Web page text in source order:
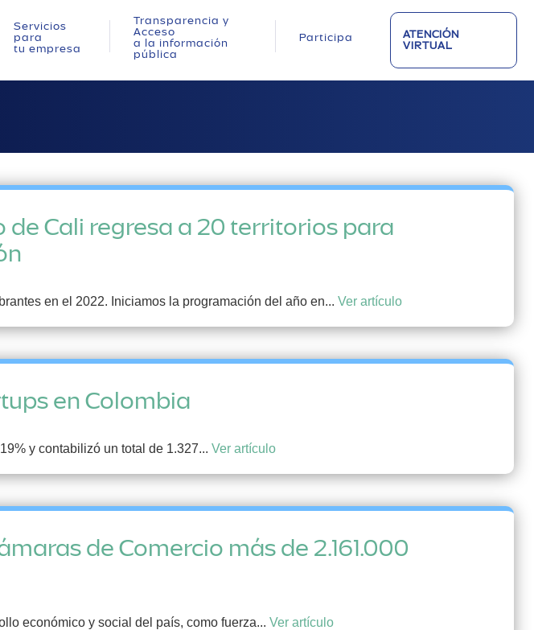
Servicios
para
tu empresa
Transparencia y
Acceso
a la información
pública
Participa
ATENCIÓN
VIRTUAL
Cali regresa a 20 territorios para
en el 2022. Iniciamos la programación del año en... Ver artículo
en Colombia
y contabilizó un total de 1.327... Ver artículo
de Comercio más de 2.161.000
económico y social del país, como fuerza... Ver artículo